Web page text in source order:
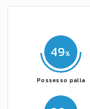
49
Possesso palla